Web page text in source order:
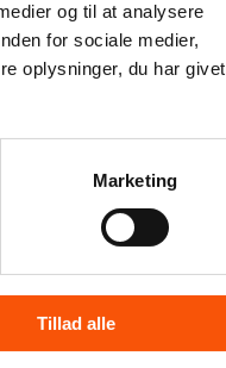
og til at analysere
for sociale medier,
oplysninger, du har givet
Marketing
Tillad alle